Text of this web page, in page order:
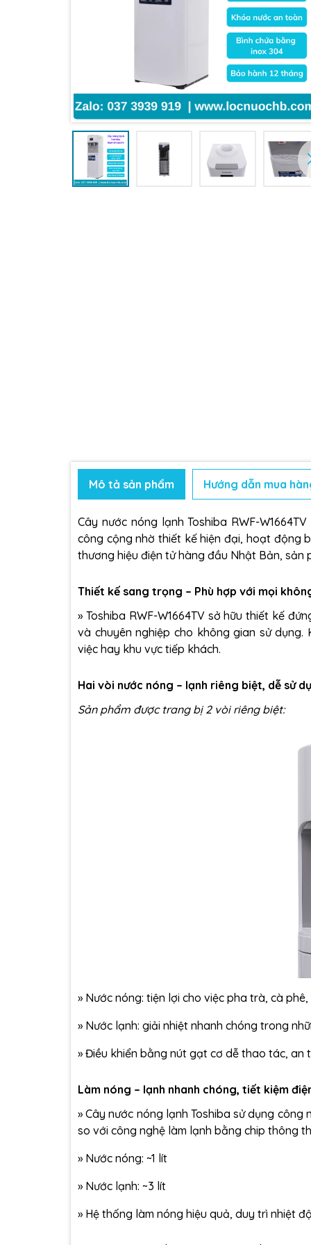
Mô tả sản phẩm Hướng dẫn mua
Cây nước nóng lạnh Toshiba RWF-
công cộng nhờ thiết kế hiện đại, hoạt động
thương hiệu điện tử hàng đầu Nhật Bản,
Thiết kế sang trọng – Phù hợp với mọi
» Toshiba RWF-W1664TV sở hữu thiết kế
và chuyên nghiệp cho không gian sử
việc hay khu vực tiếp khách.
Hai vòi nước nóng – lạnh riêng biệt, dễ sử
Sản phẩm được trang bị 2 vòi riêng biệt:
» Nước nóng: tiện lợi cho việc pha trà, cà phê,
» Nước lạnh: giải nhiệt nhanh chóng trong
» Điều khiển bằng nút gạt cơ dễ thao tác, an
Làm nóng – lạnh nhanh chóng, tiết kiệm
»Cây nước nóng lạnh Toshiba sử dụng công
so với công nghệ làm lạnh bằng chip thông
» Nước nóng: ~1 lít
» Nước lạnh: ~3 lít
» Hệ thống làm nóng hiệu quả, duy trì nhiệt